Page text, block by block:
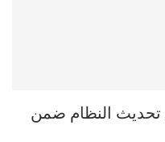
تحديث النظام ضمن